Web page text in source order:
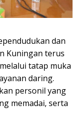
dan
Kuningan terus
tatap muka
daring.
personil yang
memadai, serta